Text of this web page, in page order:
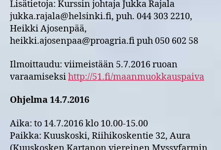
Lisätietoja: Kurssin johtaja Jukka Rajala
jukka.rajala@helsinki.fi, puh. 044 303 2210,
Heikki Ajosenpää,
heikki.ajosenpaa@proagria.fi puh 050 602 58
Ilmoittaudu: viimeistään 5.7.2016 ruoan
varaamiseksihttp://51.fi/maanmuokkauspaiva
Ohjelma 14.7.2016
Aika: to 14.7.2016 klo 10.00-15.00
Paikka: Kuuskoski, Riihikoskentie 32, Aura